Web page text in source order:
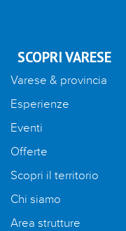
SCOPRI VARESE
Varese & provincia
Esperienze
Eventi
Offerte
Scopri il territorio
Chi siamo
Area strutture